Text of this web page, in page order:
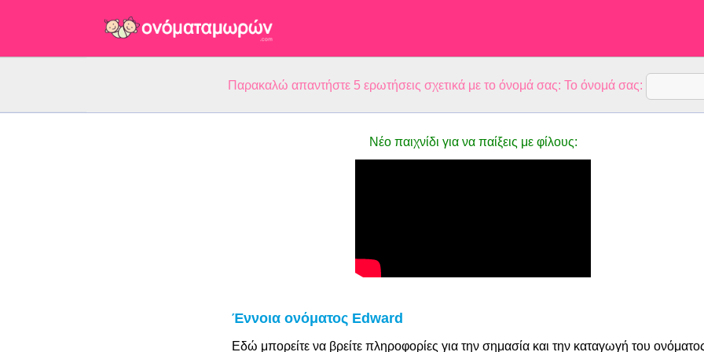
Παρακαλώ απαντήστε 5 ερωτήσεις σχετικά με το όνομά σας: Το όνομά σας:
Νέο παιχνίδι για να παίξεις με φίλους:
Έννοια ονόματος Edward
Εδώ μπορείτε να βρείτε πληροφορίες για την σημασία και την καταγωγή του